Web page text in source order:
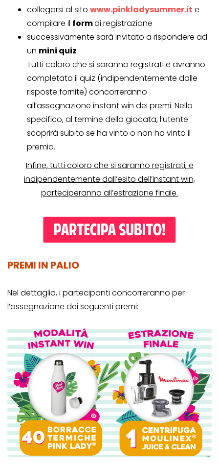
collegarsi al sito www.pinkladysummer.it e
compilare il formdi registrazione
successivamente sarà invitato a rispondere ad
un mini quiz
Tutti coloro che si saranno registrati e avranno
completato il quiz (indipendentemente dalle
risposte fornite) concorreranno
all’assegnazione instant win dei premi. Nello
specifico, al termine della giocata, l’utente
scoprirà subito se ha vinto o non ha vinto il
premio.
Infine, tutti coloro che si saranno registrati, e
indipendentemente dall’esito dell’instant win,
parteciperanno all’estrazione finale.
PREMI IN PALIO
Nel dettaglio, i partecipanti concorreranno per
l’assegnazione dei seguenti premi: